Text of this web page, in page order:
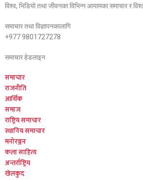
विश्व, भिडियो तथा जीवनका विभिन्न आयामका समाचार र
समाचार तथा विज्ञापनकालागि
+977 9801727278
समाचार हेडलाइन
समाचार
राजनीति
आर्थिक
समाज
राष्ट्रिय समाचार
स्थानिय समाचार
मनोरञ्जन
कला साहित्य
अन्तर्राष्ट्रिय
खेलकुद